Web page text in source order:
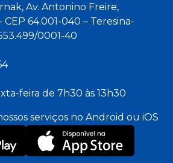
Av. Antonino Freire,
CEP 64.001-040 – Teresina-
0001-40
feira de 7h30 às 13h30
serviços no Android ou iOS